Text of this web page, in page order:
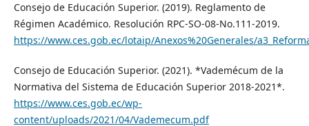
Consejo de Educación Superior. (2019). Reglamento de
Régimen Académico. Resolución RPC-SO-08-No.111-2019.
https://www.ces.gob.ec/lotaip/Anexos%20Generales/
Consejo de Educación Superior. (2021). *Vademécum de la
Normativa del Sistema de Educación Superior 2018-2021*.
https://www.ces.gob.ec/wp-
content/uploads/2021/04/Vademecum.pdf